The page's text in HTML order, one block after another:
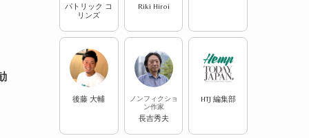
パトリック コ
リンズ
Riki Hiroi
後藤 大輔
ノンフィクショ
ン作家
長吉秀夫
HTJ 編集部